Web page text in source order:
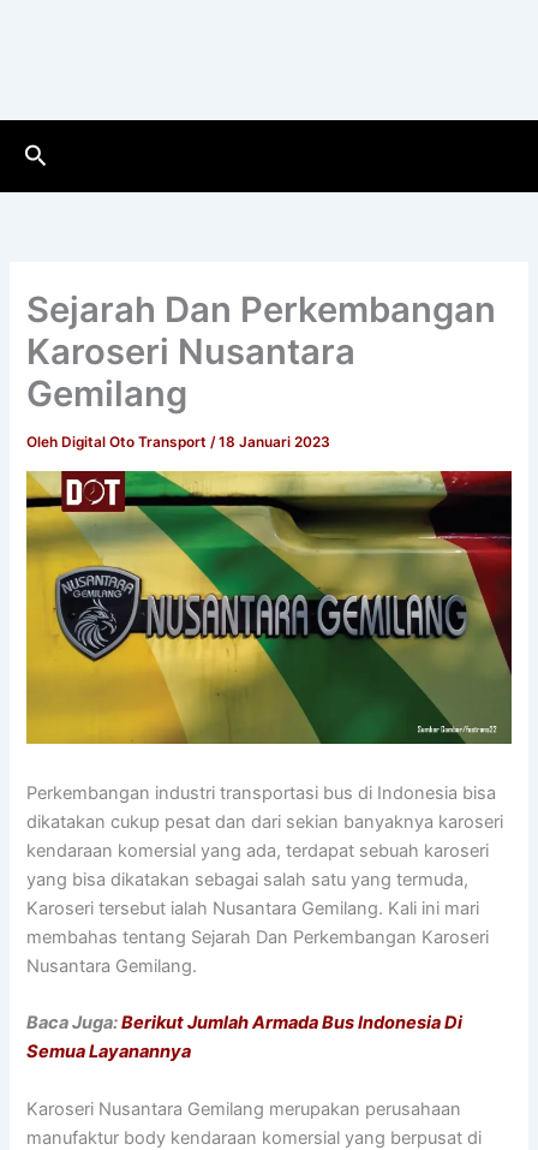
Cari
Sejarah Dan Perkembangan
Karoseri Nusantara
Gemilang
Oleh Digital Oto Transport/18 Januari 2023
Perkembangan industri transportasi bus di Indonesia bisa
dikatakan cukup pesat dan dari sekian banyaknya karoseri
kendaraan komersial yang ada, terdapat sebuah karoseri
yang bisa dikatakan sebagai salah satu yang termuda,
Karoseri tersebut ialah Nusantara Gemilang. Kali ini mari
membahas tentang Sejarah Dan Perkembangan Karoseri
Nusantara Gemilang.
Baca Juga:Berikut Jumlah Armada Bus Indonesia Di
Semua Layanannya
Karoseri Nusantara Gemilang merupakan perusahaan
manufaktur body kendaraan komersial yang berpusat di